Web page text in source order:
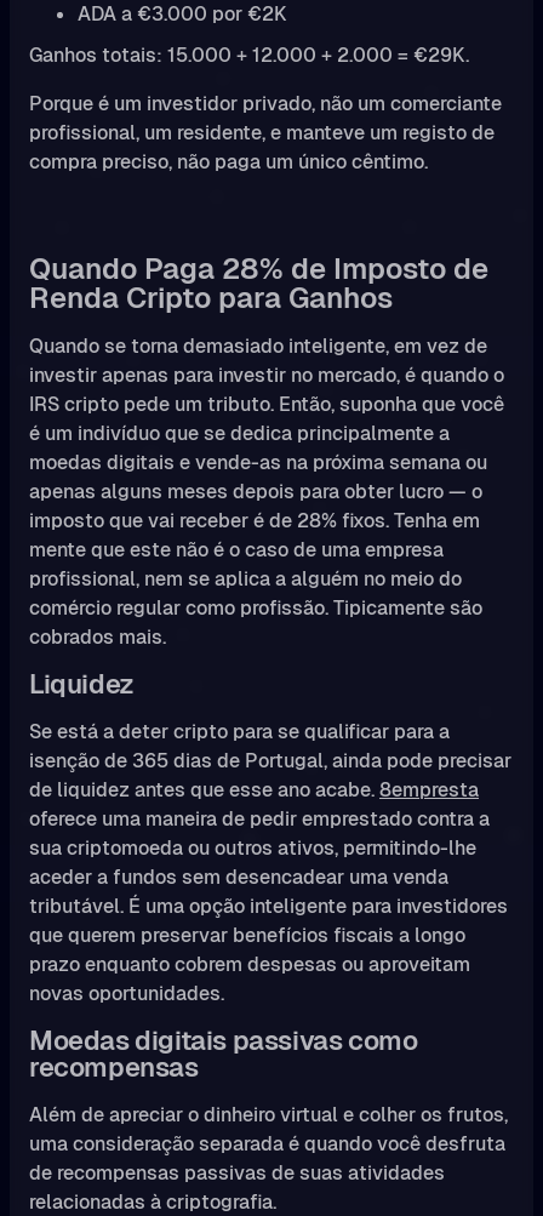
ADA a €3.000 por €2K
Ganhos totais: 15.000 + 12.000 + 2.000 = €29K.
Porque é um investidor privado, não um comerciante
profissional, um residente, e manteve um registo de
compra preciso, não paga um único cêntimo.
Quando Paga 28% de Imposto de
Renda Cripto para Ganhos
Quando se torna demasiado inteligente, em vez de
investir apenas para investir no mercado, é quando o
IRS cripto pede um tributo. Então, suponha que você
é um indivíduo que se dedica principalmente a
moedas digitais e vende-as na próxima semana ou
apenas alguns meses depois para obter lucro — o
imposto que vai receber é de 28% fixos. Tenha em
mente que este não é o caso de uma empresa
profissional, nem se aplica a alguém no meio do
comércio regular como profissão. Tipicamente são
cobrados mais.
Liquidez
Se está a deter cripto para se qualificar para a
isenção de 365 dias de Portugal, ainda pode precisar
de liquidez antes que esse ano acabe.8empresta
oferece uma maneira de pedir emprestado contra a
sua criptomoeda ou outros ativos, permitindo-lhe
aceder a fundos sem desencadear uma venda
tributável. É uma opção inteligente para investidores
que querem preservar benefícios fiscais a longo
prazo enquanto cobrem despesas ou aproveitam
novas oportunidades.
Moedas digitais passivas como
recompensas
Além de apreciar o dinheiro virtual e colher os frutos,
uma consideração separada é quando você desfruta
de recompensas passivas de suas atividades
relacionadas à criptografia.